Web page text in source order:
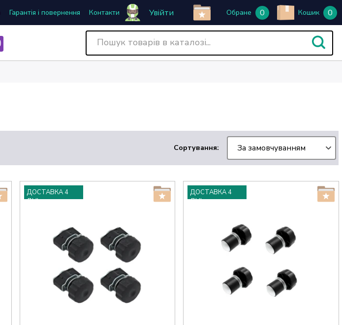
Гарантія і повернення Контакти Увійти Обране 0 Кошик 0
Сортування: За замовчуванням
ДОСТАВКА 4
ДНІ
ДОСТАВКА 4
ДНІ